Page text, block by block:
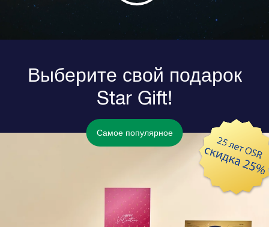
Выберите свой подарок
Star Gift!
Самое популярное